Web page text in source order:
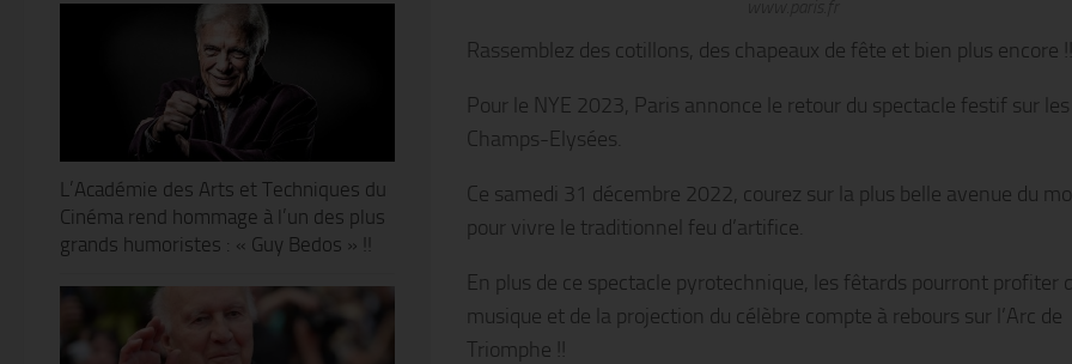
Rassemblez des cotillons, des chapeaux de fête et bien plus encore !!
Pour le NYE 2023, Paris annonce le retour du spectacle festif sur les
Champs-Elysées.
Ce samedi 31 décembre 2022, courez sur la plus belle avenue du
pour vivre le traditionnel feu d’artifice.
En plus de ce spectacle pyrotechnique, les fêtards pourront profiter
musique et de la projection du célèbre compte à rebours sur l’Arc de
Triomphe !!
L’Académie des Arts et Techniques du
Cinéma rend hommage à l’un des plus
grands humoristes : « Guy Bedos » !!